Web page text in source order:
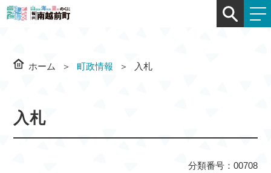
ホーム 町政情報 入札
入札
分類番号：00708